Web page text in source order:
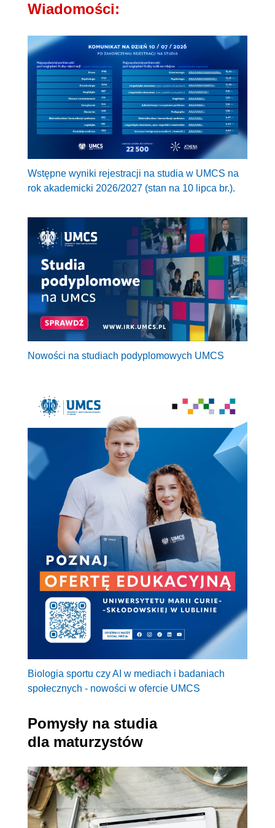
Wiadomości:
Wstępne wyniki rejestracji na studia w UMCS na
rok akademicki 2026/2027 (stan na 10 lipca br.).
Nowości na studiach podyplomowych UMCS
Biologia sportu czy AI w mediach i badaniach
społecznych - nowości w ofercie UMCS
Pomysły na studia
dla maturzystów